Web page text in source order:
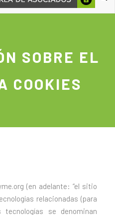
SOBRE EL
COOKIES
(en adelante: “el sitio
relacionadas (para
se denominan